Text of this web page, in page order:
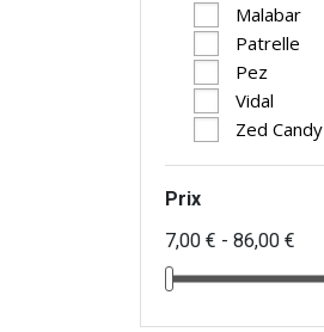
Malabar
Patrelle
Pez
Vidal
Zed Candy
Prix
7,00 € - 86,00 €